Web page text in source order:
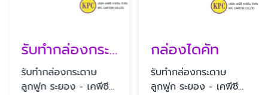
รับทํากล่องกระดาษลูกฟูก
รับทํากล่องกระดาษ
ลูกฟูก ระยอง - เคพีซี
กล่องไดคัท
รับทํากล่องกระดาษ
ลูกฟูก ระยอง - เคพีซี